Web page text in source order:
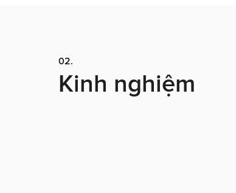
02.
Kinh nghiệm